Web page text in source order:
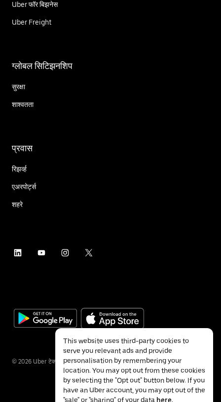
Uber फॉर बिझनेस
Uber Freight
ग्लोबल सिटिझनशिप
सुरक्षा
शाश्वतता
प्रवास
रिझर्व्ह
एअरपोर्ट्स
शहरे
© 2026 Uber टेक्नॉलॉजीज इंक.
This website uses third-party cookies to
serve you relevant ads and provide
personalisation by remembering your
location. You may opt out from these cookies
by selecting the "Opt out" button below. If you
have an Uber account, you may opt out of the
"sale" or "sharing" of your data here.